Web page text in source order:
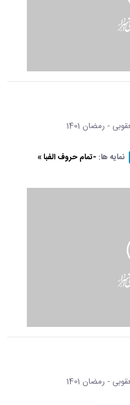
- رمضان 1401
نمایه ها: -تمام حروف الفبا »
- رمضان 1401